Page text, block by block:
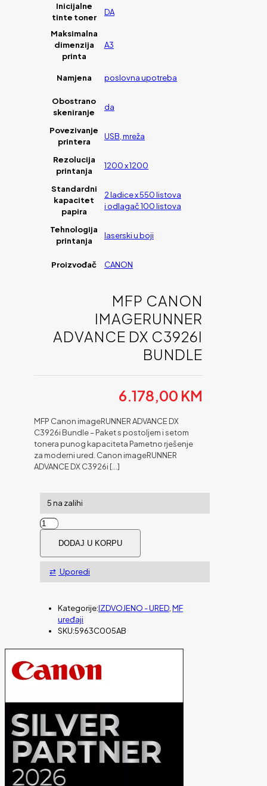
Inicijalne
tinte toner
DA
Maksimalna
dimenzija
printa
A3
Namjena poslovna upotreba
Obostrano
skeniranje
da
Povezivanje
printera
USB, mreža
Rezolucija
printanja
1200 x 1200
Standardni
kapacitet
papira
2 ladice x 550 listova
i odlagač 100 listova
Tehnologija
printanja
laserski u boji
Proizvođač CANON
MFP CANON
IMAGERUNNER
ADVANCE DX C3926I
BUNDLE
6.178,00 KM
MFP Canon imageRUNNER ADVANCE DX
C3926i Bundle – Paket s postoljem i setom
tonera punog kapaciteta Pametno rješenje
za moderni ured. Canon imageRUNNER
ADVANCE DX C3926i […]
5 na zalihi
MFP
CANON
imageRunner
Advance
C3926i
DODAJ U KORPU
Uporedi
Kategorije:IZDVOJENO - URED,MF
uređaji
SKU:5963C005AB